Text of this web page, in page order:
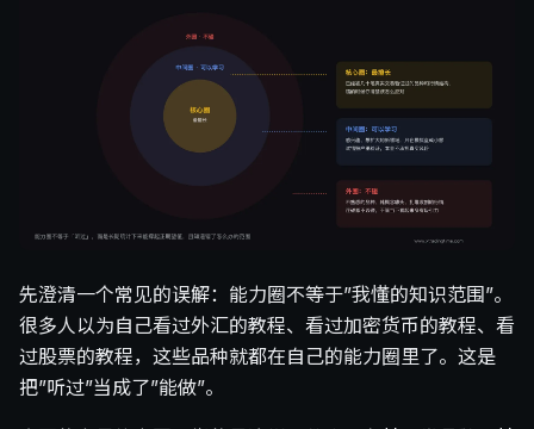
先澄清一个常见的误解：能力圈不等于”我懂的知识范围”。
很多人以为自己看过外汇的教程、看过加密货币的教程、看
过股票的教程，这些品种就都在自己的能力圈里了。这是
把”听过”当成了”能做”。